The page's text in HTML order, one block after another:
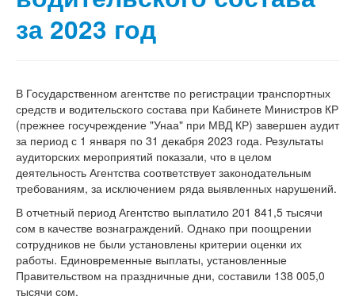
за 2023 год
В Государственном агентстве по регистрации транспортных
средств и водительского состава при Кабинете Министров КР
(прежнее госучреждение "Унаа" при МВД КР) завершен аудит
за период с 1 января по 31 декабря 2023 года. Результаты
аудиторских мероприятий показали, что в целом
деятельность Агентства соответствует законодательным
требованиям, за исключением ряда выявленных нарушений.
В отчетный период Агентство выплатило 201 841,5 тысячи
сом в качестве вознаграждений. Однако при поощрении
сотрудников не были установлены критерии оценки их
работы. Единовременные выплаты, установленные
Правительством на праздничные дни, составили 138 005,0
тысячи сом.